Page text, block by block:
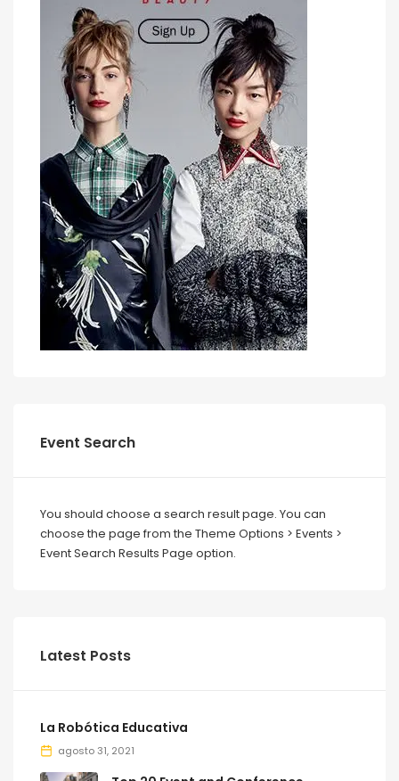
Event Search
You should choose a search result page. You can
choose the page from the Theme Options > Events >
Event Search Results Page option.
Latest Posts
La Robótica Educativa
agosto 31, 2021